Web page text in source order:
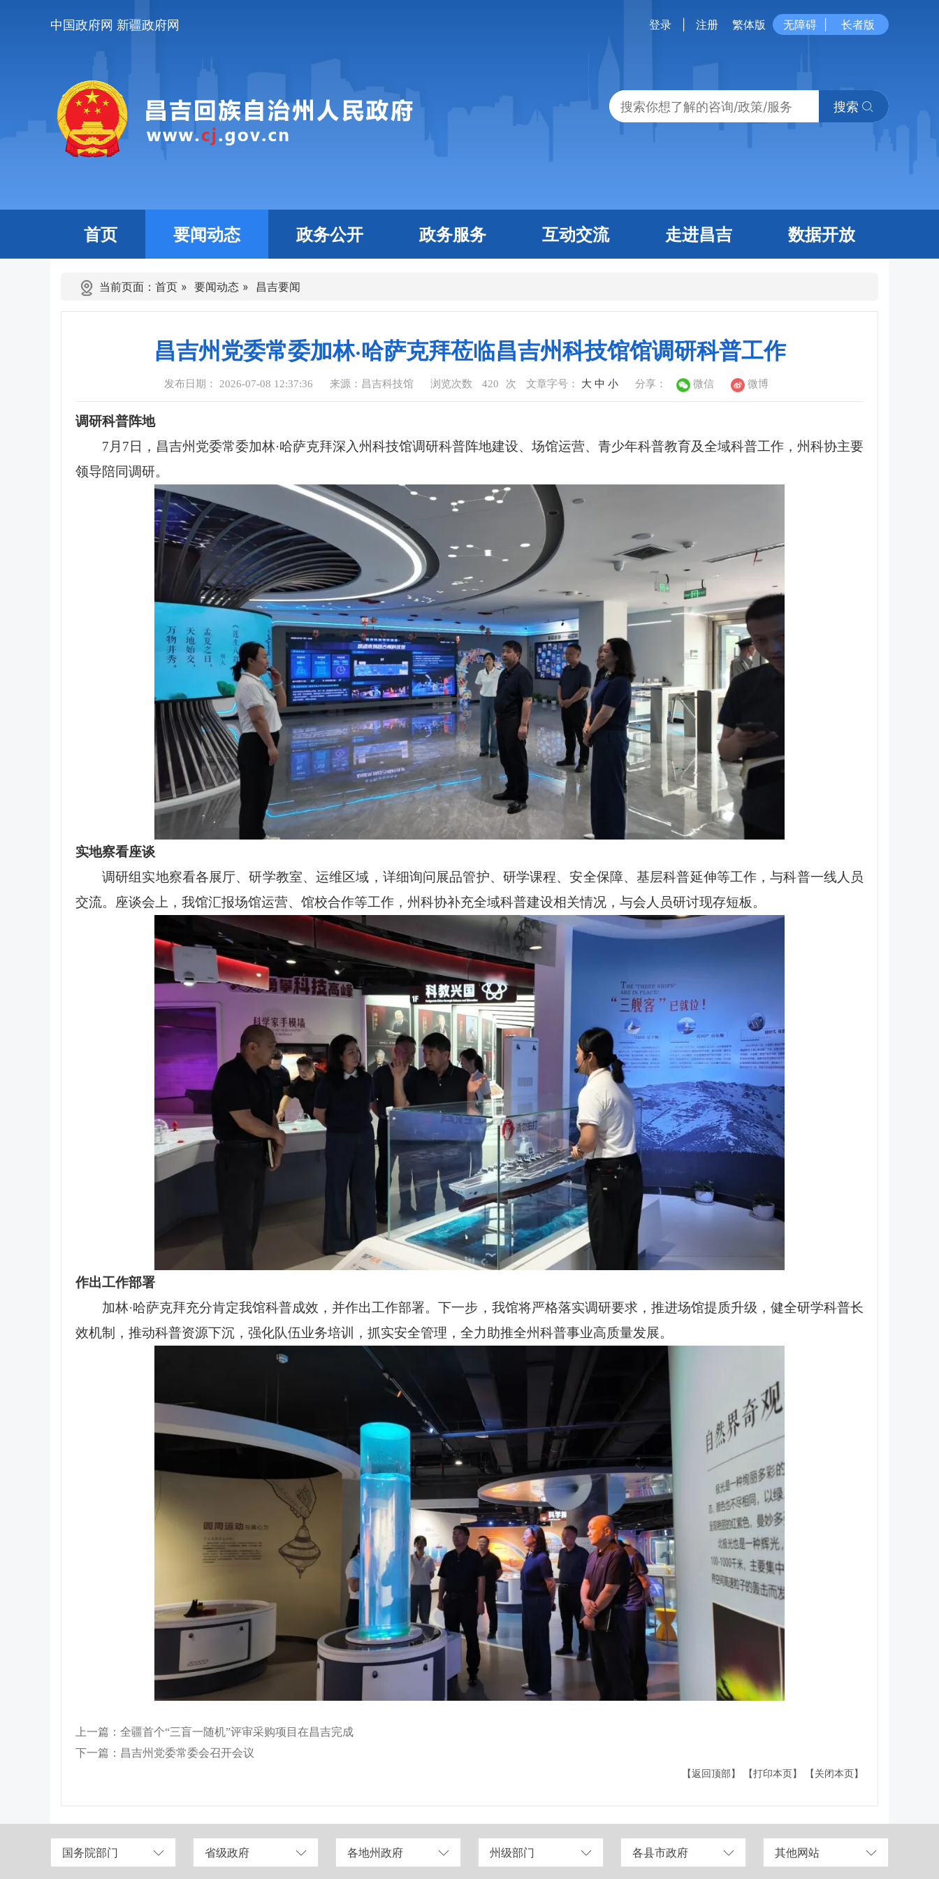
中国政府网 新疆政府网 登录 注册 繁体版 无障碍 长者版
搜索
首页 要闻动态 政务公开 政务服务 互动交流 走进昌吉 数据开放
当前页面： 首页 » 要闻动态 » 昌吉要闻
昌吉州党委常委加林·哈萨克拜莅临昌吉州科技馆馆调研科普工作
发布日期： 2026-07-08 12:37:36 来源：昌吉科技馆 浏览次数 420 次 文章字号： 大 中 小 分享： 微信 微博
调研科普阵地
7月7日，昌吉州党委常委加林·哈萨克拜深入州科技馆调研科普阵地建设、场馆运营、青少年科普教育及全域科普工作，州科协主要
领导陪同调研。
实地察看座谈
调研组实地察看各展厅、研学教室、运维区域，详细询问展品管护、研学课程、安全保障、基层科普延伸等工作，与科普一线人员
交流。座谈会上，我馆汇报场馆运营、馆校合作等工作，州科协补充全域科普建设相关情况，与会人员研讨现存短板。
作出工作部署
加林·哈萨克拜充分肯定我馆科普成效，并作出工作部署。下一步，我馆将严格落实调研要求，推进场馆提质升级，健全研学科普长
效机制，推动科普资源下沉，强化队伍业务培训，抓实安全管理，全力助推全州科普事业高质量发展。
上一篇：全疆首个“三盲一随机”评审采购项目在昌吉完成
下一篇：昌吉州党委常委会召开会议
【返回顶部】 【打印本页】 【关闭本页】
国务院部门 省级政府 各地州政府 州级部门 各县市政府 其他网站